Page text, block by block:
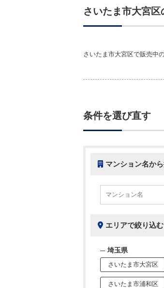
さいたま市大宮
さいたま市大宮区で販売中
条件を選び直す
マンション名か
エリアで絞り込む
埼玉県
さいたま市大宮区
さいたま市浦和区